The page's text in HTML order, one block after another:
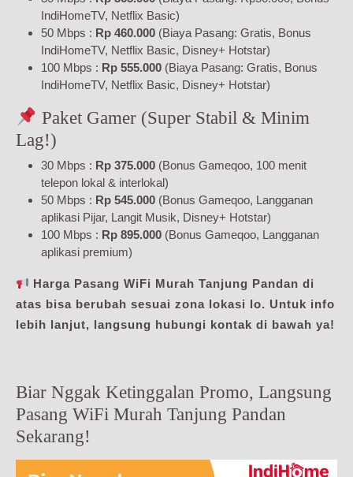
IndiHomeTV, Netflix Basic)
50 Mbps : Rp 460.000 (Biaya Pasang: Gratis, Bonus
IndiHomeTV, Netflix Basic, Disney+ Hotstar)
100 Mbps : Rp 555.000 (Biaya Pasang: Gratis, Bonus
IndiHomeTV, Netflix Basic, Disney+ Hotstar)
Paket Gamer (Super Stabil & Minim
Lag!)
30 Mbps : Rp 375.000 (Bonus Gameqoo, 100 menit
telepon lokal & interlokal)
50 Mbps : Rp 545.000 (Bonus Gameqoo, Langganan
aplikasi Pijar, Langit Musik, Disney+ Hotstar)
100 Mbps : Rp 895.000 (Bonus Gameqoo, Langganan
aplikasi premium)
Harga Pasang WiFi Murah Tanjung Pandan di
atas bisa berubah sesuai zona lokasi lo. Untuk info
lebih lanjut, langsung hubungi kontak di bawah ya!
Biar Nggak Ketinggalan Promo, Langsung
Pasang WiFi Murah Tanjung Pandan
Sekarang!